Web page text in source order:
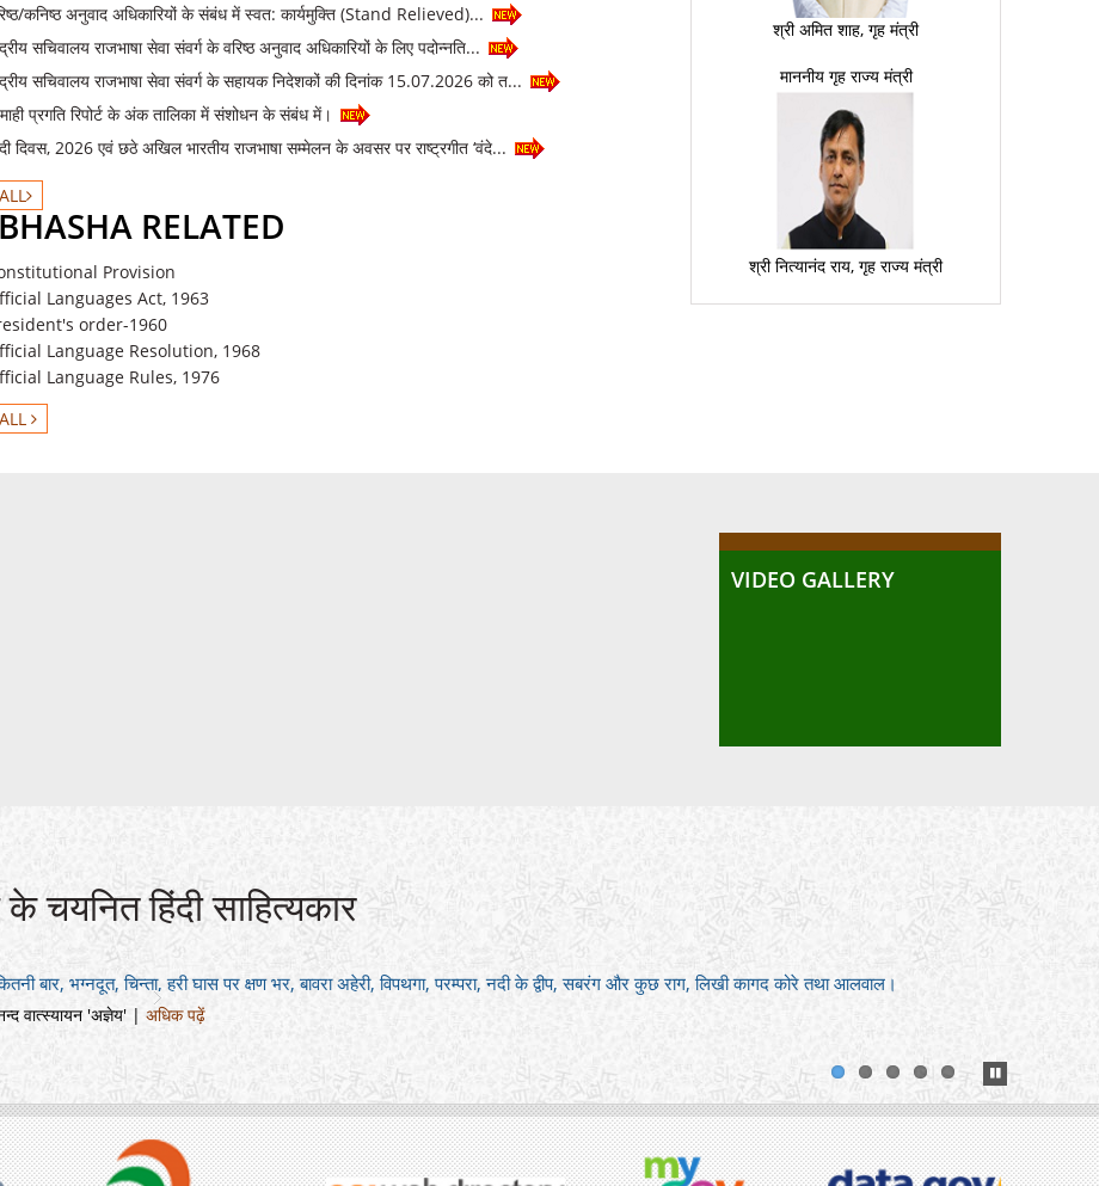
श्री अमित शाह, गृह मंत्री
माननीय गृह राज्य मंत्री
श्री नित्यानंद राय, गृह राज्य मंत्री
कनिष्ठ अनुवाद अधिकारियों के संबंध में स्वत: कार्यमुक्ति (Stand Relieved)...
सचिवालय राजभाषा सेवा संवर्ग के वरिष्ठ अनुवाद अधिकारियों के लिए पदोन्नति...
सचिवालय राजभाषा सेवा संवर्ग के सहायक निदेशकों की दिनांक 15.07.2026 को त...
प्रगति रिपोर्ट के अंक तालिका में संशोधन के संबंध में।
दिवस, 2026 एवं छठे अखिल भारतीय राजभाषा सम्मेलन के अवसर पर राष्ट्रगीत ‘वंदे...
RELATED
Provision
Languages ​​Act, 1963
order-1960
Language Resolution, 1968
Language Rules, 1976
VIDEO GALLERY
चयनित हिंदी साहित्यकार
बार, भग्‍नदूत, चिन्‍ता, हरी घास पर क्षण भर, बावरा अहेरी, विपथगा, परम्‍परा, नदी के द्वीप, सबरंग और कुछ राग, लिखी कागद कोरे तथा आलवाल।
वात्स्यायन 'अज्ञेय' | अधिक पढ़ें
1 3
Pause